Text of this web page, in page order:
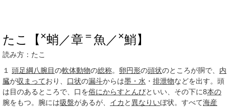
たこ【 ×蛸／章 ＝魚／×鮹】
読み方：たこ
１
頭足綱 八腕目の軟体動物の総称。 卵円形の頭状のところが胴で、
内
臓が収まっており、 口状の漏斗からは墨・水 ・ 排泄物などを出す。頭
は目のあるところで、口を俗にからすとんびといい、その下に8本の
腕をもつ。腕には吸盤があるが、 イカ と異なりいぼ状。すべて海産